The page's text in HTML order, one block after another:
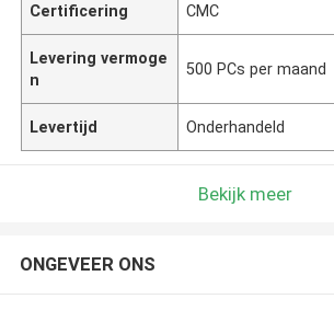
Certificering CMC
Levering vermoge
n
500 PCs per maand
Levertijd Onderhandeld
Bekijk meer
ONGEVEER ONS